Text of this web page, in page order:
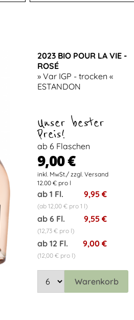
2023 BIO POUR LA VIE -
ROSÉ
» Var IGP - trocken «
ESTANDON
Unser bester
Preis!
ab 6 Flaschen
9,00 €
12.00 € pro l
ab 1 Fl. 9,95 €
(ab 12,00 € pro 1 l)
ab 6 Fl. 9,55 €
(12,73 € pro l)
ab 12 Fl. 9,00 €
(12,00 € pro l)
Warenkorb